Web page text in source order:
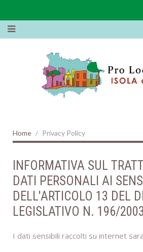
Home Privacy Policy
INFORMATIVA SUL
DATI PERSONALI AI SENSI
DELL'ARTICOLO 13 DEL
LEGISLATIVO N. 196/
I dati sensibili raccolti su internet